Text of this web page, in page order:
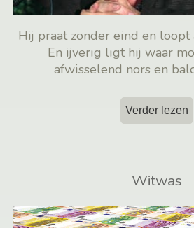
Hij praat zonder eind en loopt
En ijverig ligt hij waar
afwisselend nors en
Verder lezen
Witwas